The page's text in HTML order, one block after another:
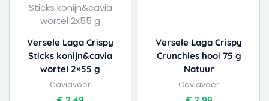
Versele Laga Crispy
Sticks konijn&cavia
wortel 2×55 g
Caviavoer
Versele Laga Crispy
Crunchies hooi 75 g
Natuur
Caviavoer